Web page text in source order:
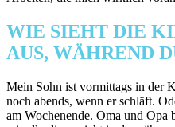
WIE SIEHT DIE
AUS, WÄHREND
Mein Sohn ist vormittags in der
noch abends, wenn er schläft.
am Wochenende. Oma und Opa